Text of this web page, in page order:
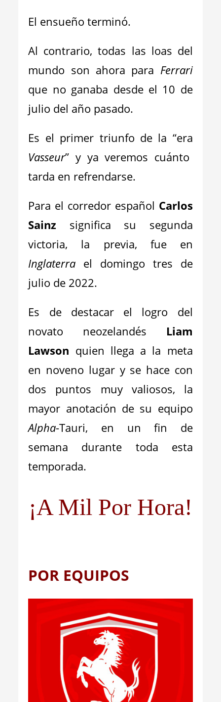
El ensueño terminó.
Al contrario, todas las loas del
mundo son ahora para Ferrari
que no ganaba desde el 10 de
julio del año pasado.
Es el primer triunfo de la “era
Vasseur” y ya veremos cuánto
tarda en refrendarse.
Para el corredor español Carlos
Sainz significa su segunda
victoria, la previa, fue en
Inglaterra el domingo tres de
julio de 2022.
Es de destacar el logro del
novato neozelandés Liam
Lawson quien llega a la meta
en noveno lugar y se hace con
dos puntos muy valiosos, la
mayor anotación de su equipo
Alpha-Tauri, en un fin de
semana durante toda esta
temporada.
¡A Mil Por Hora!
POR EQUIPOS